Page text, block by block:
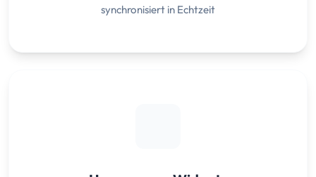
synchronisiert in Echtzeit